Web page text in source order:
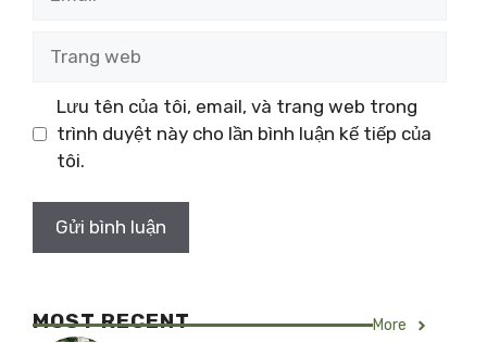
web
Lưu tên của tôi, email, và trang web trong
trình duyệt này cho lần bình luận kế tiếp của
tôi.
MOST RECENT More